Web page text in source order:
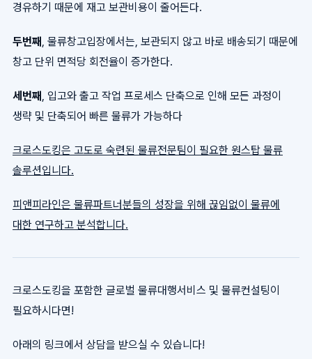
경유하기 때문에 재고 보관비용이 줄어든다.
두번째, 물류창고입장에서는, 보관되지 않고 바로 배송되기 때문에
창고 단위 면적당 회전율이 증가한다.
세번째, 입고와 출고 작업 프로세스 단축으로 인해 모든 과정이
생략 및 단축되어 빠른 물류가 가능하다
크로스도킹은 고도로 숙련된 물류전문팀이 필요한 원스탑 물류
솔루션입니다.
피앤피라인은 물류파트너분들의 성장을 위해 끊임없이 물류에
대한 연구하고 분석합니다.
크로스도킹을 포함한 글로벌 물류대행서비스 및 물류컨설팅이
필요하시다면!
아래의 링크에서 상담을 받으실 수 있습니다!